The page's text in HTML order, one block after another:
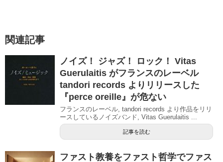
関連記事
ノイズ！ ジャズ！ ロック！ Vitas
Guerulaitis がフランスのレーベル
tandori records よりリリースした
『perce oreille』が危ない
フランスのレーベル, tandori records より作品をリリ
ースしているノイズバンド, Vitas Guerulaitis ...
記事を読む
ファスト教養をファスト哲学でファス